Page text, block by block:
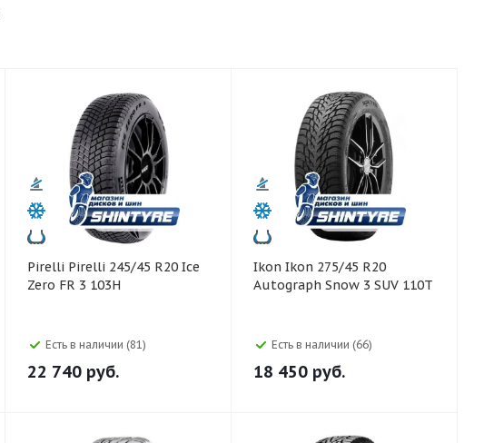
Pirelli Pirelli 245/45 R20 Ice
Zero FR 3 103H
Есть в наличии (81)
22 740 руб.
Ikon Ikon 275/45 R20
Autograph Snow 3 SUV 110T
Есть в наличии (66)
18 450 руб.